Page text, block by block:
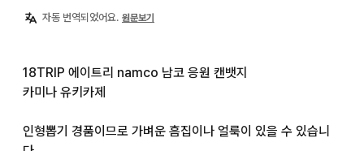
자동 번역되었어요. 원문보기
18TRIP 에이트리 namco 남코 응원 캔뱃지
카미나 유키카제
인형뽑기 경품이므로 가벼운 흠집이나 얼룩이 있을 수 있습니